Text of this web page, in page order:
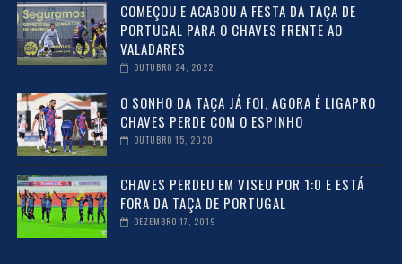
COMEÇOU E ACABOU A FESTA DA TAÇA DE
PORTUGAL PARA O CHAVES FRENTE AO
VALADARES
OUTUBRO 24, 2022
O SONHO DA TAÇA JÁ FOI, AGORA É LIGAPRO
CHAVES PERDE COM O ESPINHO
OUTUBRO 15, 2020
CHAVES PERDEU EM VISEU POR 1:0 E ESTÁ
FORA DA TAÇA DE PORTUGAL
DEZEMBRO 17, 2019